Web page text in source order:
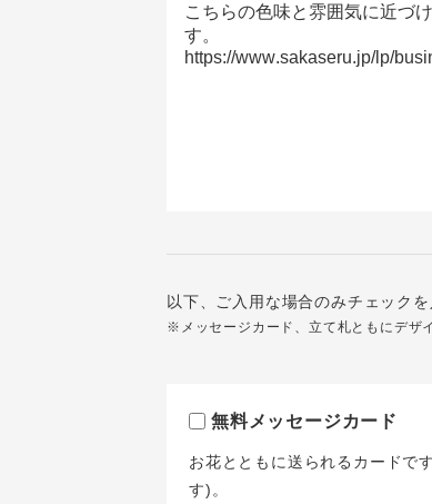
以下、ご入用な場合のみチェック
※メッセージカード、立て札ともにデザ
無料メッセージカード
お花とともに送られるカードで
す)。